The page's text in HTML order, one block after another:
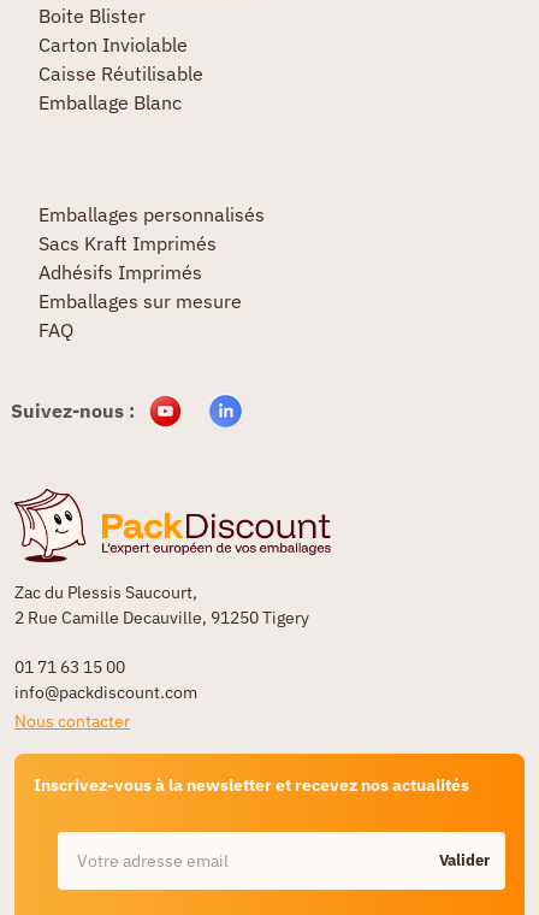
Zac du Plessis Saucourt,
2 Rue Camille Decauville, 91250 Tigery
01 71 63 15 00
info@packdiscount.com
Nous contacter
Inscrivez-vous à la newsletter et recevez nos actualités
Valider
Boite Blister
Carton Inviolable
Caisse Réutilisable
Emballage Blanc
Emballages personnalisés
Sacs Kraft Imprimés
Adhésifs Imprimés
Emballages sur mesure
FAQ
Suivez-nous :